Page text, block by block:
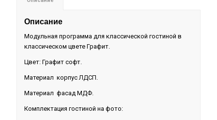
Описание
Модульная программа для классической гостиной в
классическом цвете Графит.
Цвет: Графит софт.
Материал корпус ЛДСП.
Материал фасад МДФ.
Комплектация гостиной на фото: